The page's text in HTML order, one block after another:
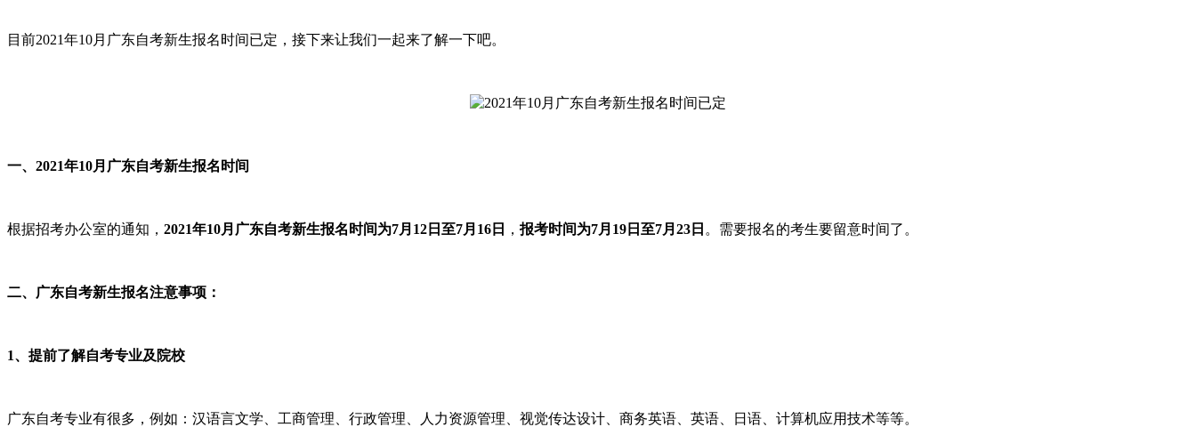
目前2021年10月广东自考新生报名时间已定，接下来让我们一起来了解一下吧。
一、2021年10月广东自考新生报名时间
根据招考办公室的通知， 2021年10月广东自考新生报名时间为7月12日至7月16日 ， 报考时间为7月19日至7月23日 。需要报名的考生要留意时间了。
二、广东自考新生报名注意事项：
1、提前了解自考专业及院校
广东自考专业有很多，例如：汉语言文学、工商管理、行政管理、人力资源管理、视觉传达设计、商务英语、英语、日语、计算机应用技术等等。